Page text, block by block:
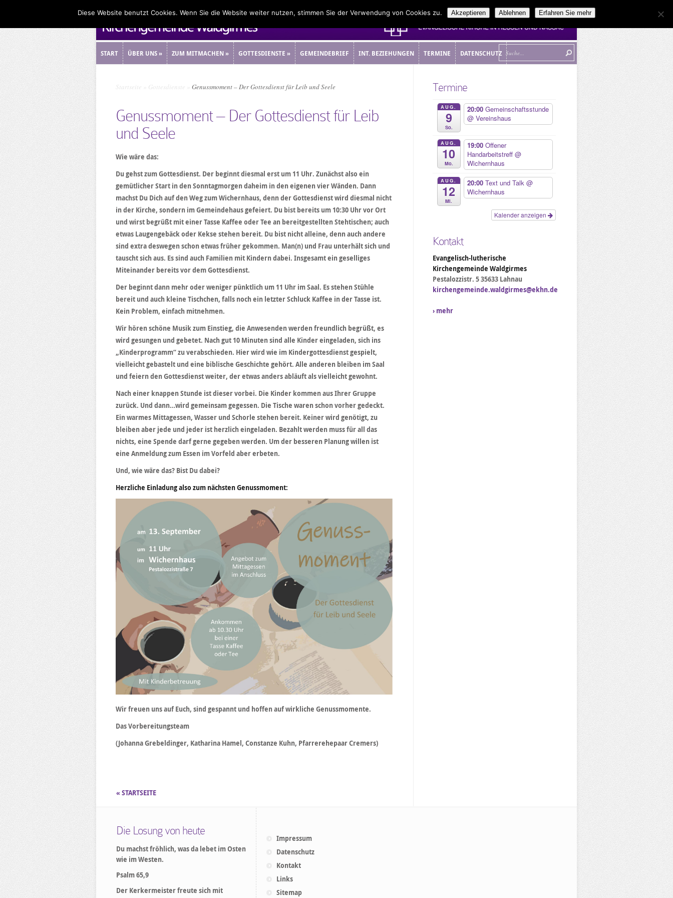
START ÜBER UNS» ZUM MITMACHEN» GOTTESDIENSTE » GEMEINDEBRIEF INT. BEZIEHUNGEN TERMINE DATENSCHUTZ
Startseite Gottesdienste Genussmoment – Der Gottesdienst für Leib und Seele
Genussmoment – Der Gottesdienst für Leib
und Seele
Wie wäre das:
Du gehst zum Gottesdienst. Der beginnt diesmal erst um 11 Uhr. Zunächst also ein
gemütlicher Start in den Sonntagmorgen daheim in den eigenen vier Wänden. Dann
machst Du Dich auf den Weg zum Wichernhaus, denn der Gottesdienst wird diesmal nicht
in der Kirche, sondern im Gemeindehaus gefeiert. Du bist bereits um 10:30 Uhr vor Ort
und wirst begrüßt mit einer Tasse Kaffee oder Tee an bereitgestellten Stehtischen; auch
etwas Laugengebäck oder Kekse stehen bereit. Du bist nicht alleine, denn auch andere
sind extra deswegen schon etwas früher gekommen. Man(n) und Frau unterhält sich und
tauscht sich aus. Es sind auch Familien mit Kindern dabei. Insgesamt ein geselliges
Miteinander bereits vor dem Gottesdienst.
Der beginnt dann mehr oder weniger pünktlich um 11 Uhr im Saal. Es stehen Stühle
bereit und auch kleine Tischchen, falls noch ein letzter Schluck Kaffee in der Tasse ist.
Kein Problem, einfach mitnehmen.
Wir hören schöne Musik zum Einstieg, die Anwesenden werden freundlich begrüßt, es
wird gesungen und gebetet. Nach gut 10 Minuten sind alle Kinder eingeladen, sich ins
„Kinderprogramm“ zu verabschieden. Hier wird wie im Kindergottesdienst gespielt,
vielleicht gebastelt und eine biblische Geschichte gehört. Alle anderen bleiben im Saal
und feiern den Gottesdienst weiter, der etwas anders abläuft als vielleicht gewohnt.
Nach einer knappen Stunde ist dieser vorbei. Die Kinder kommen aus Ihrer Gruppe
zurück. Und dann…wird gemeinsam gegessen. Die Tische waren schon vorher gedeckt.
Ein warmes Mittagessen, Wasser und Schorle stehen bereit. Keiner wird genötigt, zu
bleiben aber jede und jeder ist herzlich eingeladen. Bezahlt werden muss für all das
nichts, eine Spende darf gerne gegeben werden. Um der besseren Planung willen ist
eine Anmeldung zum Essen im Vorfeld aber erbeten.
Und, wie wäre das? Bist Du dabei?
Herzliche Einladung also zum nächsten Genussmoment:
Wir freuen uns auf Euch, sind gespannt und hoffen auf wirkliche Genussmomente.
Das Vorbereitungsteam
(Johanna Grebeldinger, Katharina Hamel, Constanze Kuhn, Pfarrerehepaar Cremers)
Termine
AUG.
9
So.
20:00 Gemeinschaftsstunde
@ Vereinshaus
AUG.
10
Mo.
19:00 Offener
Handarbeitstreff @
Wichernhaus
AUG.
12
Mi.
20:00 Text und Talk @
Wichernhaus
Kalender anzeigen
Kontakt
Evangelisch-lutherische
Kirchengemeinde Waldgirmes
Pestalozzistr. 5 35633 Lahnau
kirchengemeinde.waldgirmes@ekhn.de
› mehr
« STARTSEITE
Die Losung von heute
Du machst fröhlich, was da lebet im Osten
wie im Westen.
Psalm 65,9
Der Kerkermeister freute sich mit
Impressum
Datenschutz
Kontakt
Links
Sitemap
Diese Website benutzt Cookies. Wenn Sie die Website weiter nutzen, stimmen Sie der Verwendung von Cookies zu. Akzeptieren Ablehnen Erfahren Sie mehr